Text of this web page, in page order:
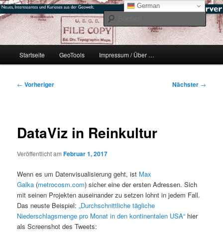
Zum
primären
Inhalt
springen#geoObserver
mikeE's GeoBlog
Startseite GeoTools Impressum / Über …
Beitragsnavigation
← Vorheriger Nächster →
DataViz in Reinkultur
Veröffentlicht amFebruar 1, 2017
Wenn es um Datenvisualisierung geht, ist Max
Galka (metrocosm.com) sicher eine der ersten Adressen. Sich
mit seinen Projekten auseinander zu setzen lohnt in jedem Fall.
Das neuste Beispiel:„Durchschnittliche tägliche
Niederschlagsmenge pro Monat in den kontinentalen USA“ hier
als Screenshot des Tweets:
German